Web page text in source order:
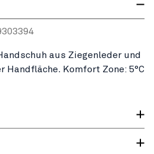
3394
aus Ziegenleder und
Handfläche. Komfort Zone: 5°C